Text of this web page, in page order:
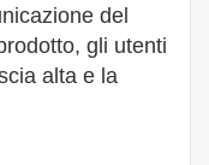
del
gli utenti
alta e la